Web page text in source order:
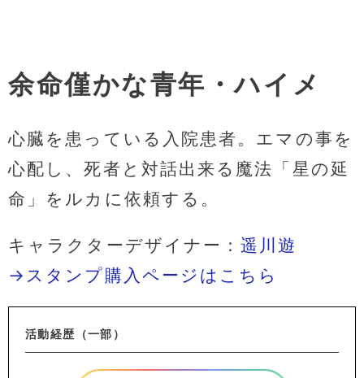
余命僅かな青年・ハイメ
心臓を患っている入院患者。エマの事を
心配し、死者と対話出来る魔法「星の延
命」をルカに依頼する。
キャラクターデザイナー：遥川遊
→スタンプ購入ページはこちら
活動経歴（一部）